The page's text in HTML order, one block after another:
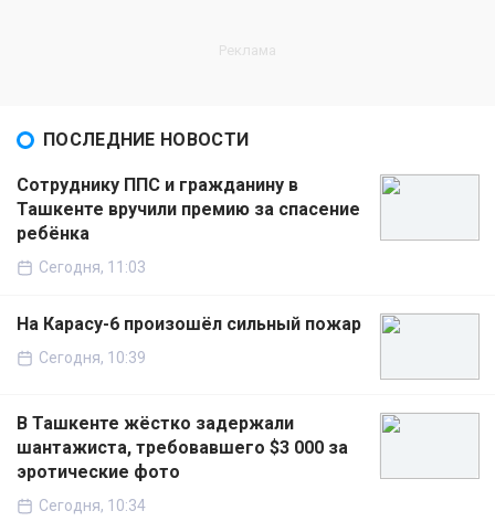
ПОСЛЕДНИЕ НОВОСТИ
Сотруднику ППС и гражданину в
Ташкенте вручили премию за спасение
ребёнка
Сегодня, 11:03
На Карасу-6 произошёл сильный пожар
Сегодня, 10:39
В Ташкенте жёстко задержали
шантажиста, требовавшего $3 000 за
эротические фото
Сегодня, 10:34